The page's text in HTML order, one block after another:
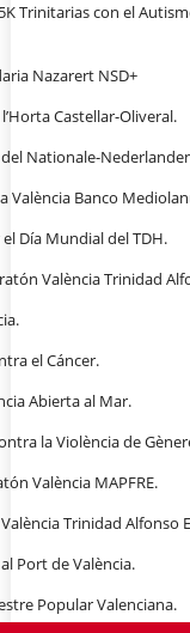
Trinitarias con el
Nazarert NSD+
Castellar-Oliveral.
Nationale-
València Banco
Día Mundial del TDH.
València Trinidad
el Cáncer.
Abierta al Mar.
la Violència de
València MAPFRE.
Trinidad Alfonso
Port de València.
Popular Valenciana.